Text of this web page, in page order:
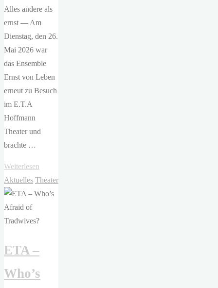
Alles andere als
ernst — Am
Dienstag, den 26.
Mai 2026 war
das Ensemble
Ernst von Leben
erneut zu Besuch
im E.T.A
Hoffmann
Theater und
brachte …
Weiterlesen
von
Leben
Theater
Aktuelles Theater
ETA –
Who’s